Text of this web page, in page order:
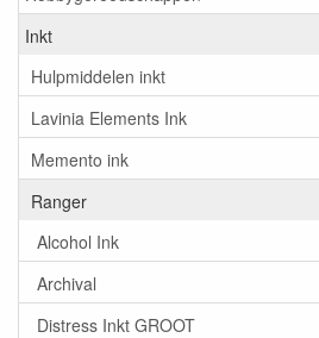
Inkt
Hulpmiddelen inkt
Lavinia Elements Ink
Memento ink
Ranger
Alcohol Ink
Archival
Distress Inkt GROOT